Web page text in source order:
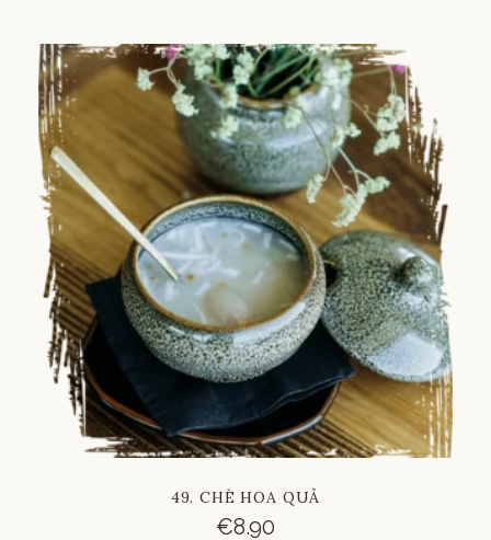
49. CHÈ HOA QUẢ
€8.90
Vietnamese
Russian